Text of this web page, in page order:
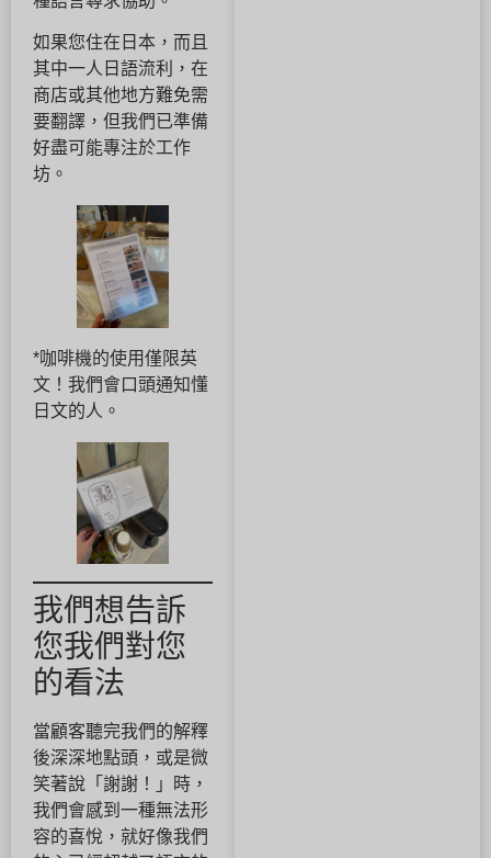
如果您住在日本，而且
其中一人日語流利，在
商店或其他地方難免需
要翻譯，但我們已準備
好盡可能專注於工作
坊。
*咖啡機的使用僅限英
文！我們會口頭通知懂
日文的人。
我們想告訴
您我們對您
的看法
當顧客聽完我們的解釋
後深深地點頭，或是微
笑著說「謝謝！」時，
我們會感到一種無法形
容的喜悅，就好像我們